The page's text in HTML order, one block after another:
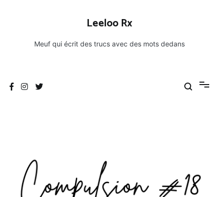
Leeloo Rx
Meuf qui écrit des trucs avec des mots dedans